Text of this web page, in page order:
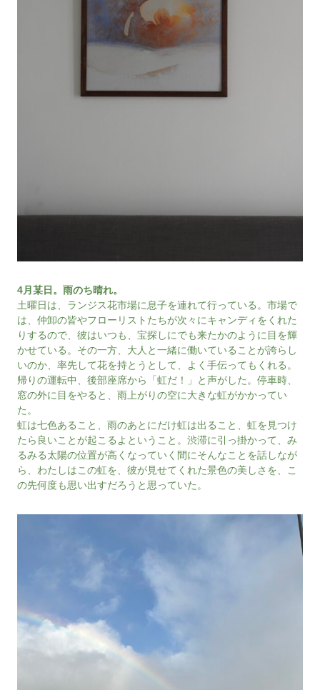
4月某日。雨のち晴れ。
土曜日は、ランジス花市場に息子を連れて行っている。市場で
は、仲卸の皆やフローリストたちが次々にキャンディをくれた
りするので、彼はいつも、宝探しにでも来たかのように目を輝
かせている。その一方、大人と一緒に働いていることが誇らし
いのか、率先して花を持とうとして、よく手伝ってもくれる。
帰りの運転中、後部座席から「虹だ！」と声がした。停車時、
窓の外に目をやると、雨上がりの空に大きな虹がかかってい
た。
虹は七色あること、雨のあとにだけ虹は出ること、虹を見つけ
たら良いことが起こるよということ。渋滞に引っ掛かって、み
るみる太陽の位置が高くなっていく間にそんなことを話しなが
ら、わたしはこの虹を、彼が見せてくれた景色の美しさを、こ
の先何度も思い出すだろうと思っていた。